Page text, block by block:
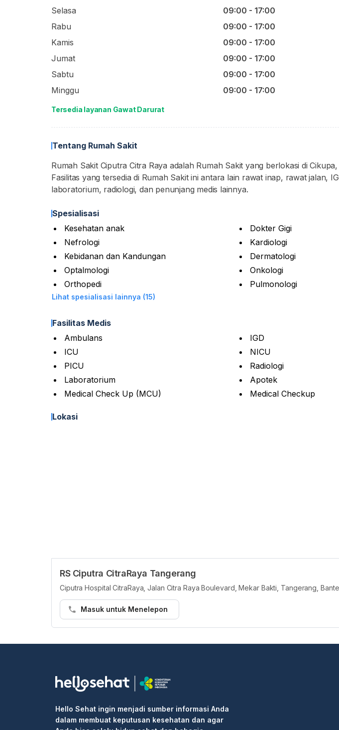
Selasa
09:00 - 17:00
Rabu
09:00 - 17:00
Kamis
09:00 - 17:00
Jumat
09:00 - 17:00
Sabtu
09:00 - 17:00
Minggu
09:00 - 17:00
Tersedia layanan Gawat Darurat
Tentang Rumah Sakit
Rumah Sakit Ciputra Citra Raya adalah Rumah Sakit yang berlokasi di
Fasilitas yang tersedia di Rumah Sakit ini antara lain rawat inap, rawat jalan,
laboratorium, radiologi, dan penunjang medis lainnya.
Spesialisasi
Kesehatan anak
Dokter Gigi
Nefrologi
Kardiologi
Kebidanan dan Kandungan
Dermatologi
Optalmologi
Onkologi
Orthopedi
Pulmonologi
Lihat spesialisasi lainnya (15)
Fasilitas Medis
Ambulans
IGD
ICU
NICU
PICU
Radiologi
Laboratorium
Apotek
Medical Check Up (MCU)
Medical Checkup
Lokasi
RS Ciputra CitraRaya Tangerang
Ciputra Hospital CitraRaya, Jalan Citra Raya Boulevard, Mekar Bakti, Tangerang,
Masuk untuk Menelepon
Hello Sehat ingin menjadi sumber informasi Anda
dalam membuat keputusan kesehatan dan agar